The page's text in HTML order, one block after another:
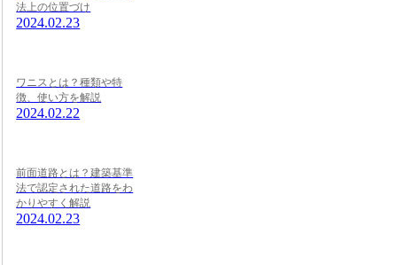
法上の位置づけ
2024.02.23
ワニスとは？種類や特
徴、使い方を解説
2024.02.22
前面道路とは？建築基準
法で認定された道路をわ
かりやすく解説
2024.02.23